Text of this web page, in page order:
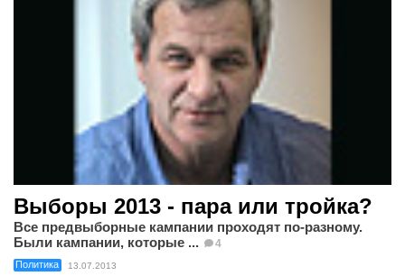
Выборы 2013 - пара или тройка?
Все предвыборные кампании проходят по-разному.
Были кампании, которые ...
4
Политика 13.07.2013